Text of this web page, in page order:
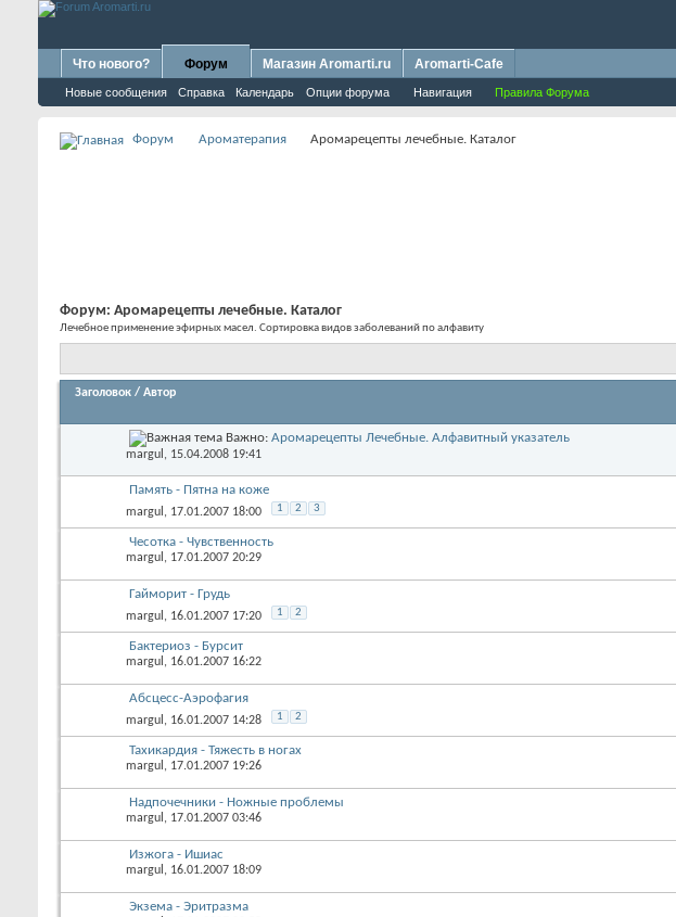
Что нового? Форум
Новые сообщения Справка Календарь Опции форума Навигация Правила Форума
Магазин Aromarti.ru Aromarti-Cafe
Форум Ароматерапия Аромарецепты лечебные. Каталог
Форум: Аромарецепты лечебные. Каталог
Лечебное применение эфирных масел. Сортировка видов заболеваний по алфавиту
Заголовок / Автор
Важно: Аромарецепты Лечебные. Алфавитный указатель
margul , 15.04.2008 19:41
Память - Пятна на коже
margul , 17.01.2007 18:00 1 2 3
Чесотка - Чувственность
margul , 17.01.2007 20:29
Гайморит - Грудь
margul , 16.01.2007 17:20 1 2
Бактериоз - Бурсит
margul , 16.01.2007 16:22
Абсцесс-Аэрофагия
margul , 16.01.2007 14:28 1 2
Тахикардия - Тяжесть в ногах
margul , 17.01.2007 19:26
Надпочечники - Ножные проблемы
margul , 17.01.2007 03:46
Изжога - Ишиас
margul , 16.01.2007 18:09
Экзема - Эритразма